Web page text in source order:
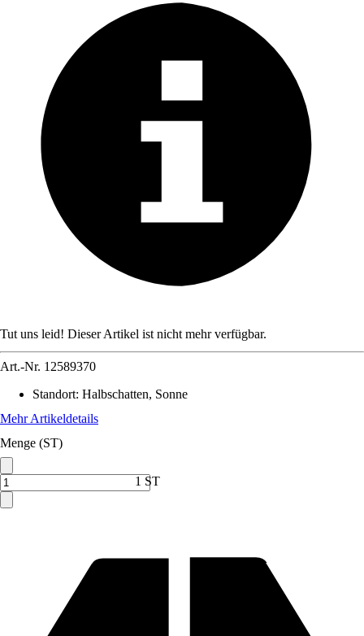
Tut uns leid! Dieser Artikel ist nicht mehr verfügbar.
Art.-Nr. 12589370
Standort: Halbschatten, Sonne
Mehr Artikeldetails
Menge (ST)
1 ST